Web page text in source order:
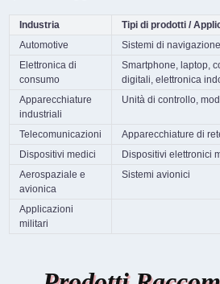
Industria
Tipi di prodotti /
Automotive
Sistemi di
Elettronica di
consumo
Smartphone, laptop,
digitali, elettronica
Apparecchiature
industriali
Unità di controllo,
Telecomunicazioni
Apparecchiature di
Dispositivi medici
Dispositivi elettronici
Aerospaziale e
avionica
Sistemi avionici
Applicazioni
militari